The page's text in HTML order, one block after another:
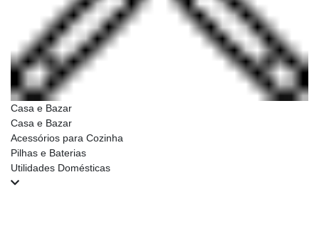
Casa e Bazar
Casa e Bazar
Acessórios para Cozinha
Pilhas e Baterias
Utilidades Domésticas